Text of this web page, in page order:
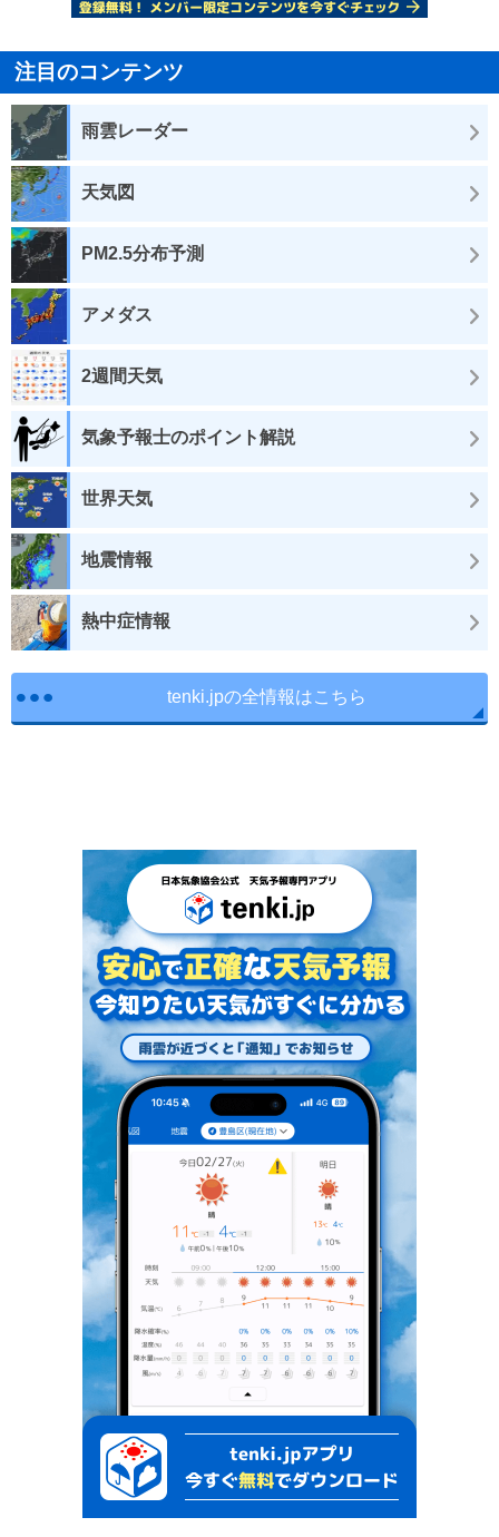
注目のコンテンツ
雨雲レーダー
天気図
PM2.5分布予測
アメダス
2週間天気
気象予報士のポイント解説
世界天気
地震情報
熱中症情報
tenki.jpの全情報はこちら